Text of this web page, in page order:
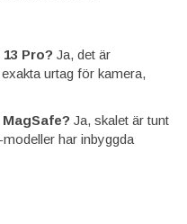
Pro? Ja, det är
urtag för kamera,
Ja, skalet är tunt
har inbyggda